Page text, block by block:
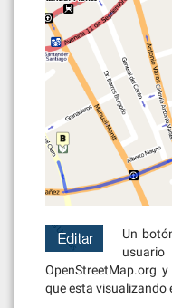
Un
OpenStreetMap.org
que esta visualizando